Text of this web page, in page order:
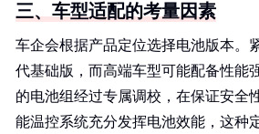
三、车型适配的考量因素
车企会根据产品定位选择电池版本。
代基础版，而高端车型可能配备性能
的电池组经过专属调校，在保证安全
能温控系统充分发挥电池效能，这种